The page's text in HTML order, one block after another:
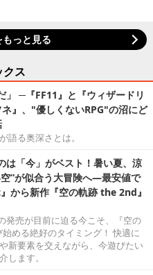
っと見る
クス
」 ─『FF11』と『ウィザードリ
』、"優しくないRPG"の沼にど
語る奥深さとは。
は「今」がベスト！暑い夏、涼
”が似合う大冒険へ―最安値で
から新作『空の軌跡 the 2nd』
発売が目前に迫る今こそ、『空の
める絶好のタイミング！ 快適に
新要素を交えながら、今遊びたい
します。